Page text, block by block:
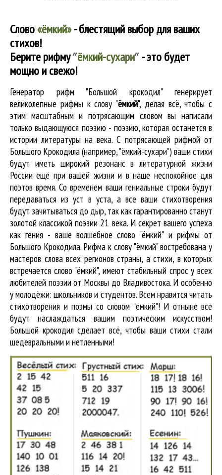
Слово«ёмкий»- блестящий выбор для ваших
стихов!
Берите рифму″ёмкий-сухари″ - это будет
мощно и свежо!
Генератор рифм "Большой крокодил" генерирует
великолепные рифмы к слову "ёмкий", делая всё, чтобы с
этим масштабным и потрясающим словом вы написали
только выдающуюся поэзию - поэзию, которая останется в
истории литературы на века. С потрясающей рифмой от
Большого Крокодила (например, "ёмкий-сухари") ваши стихи
будут иметь широкий резонанс в литературной жизни
России ещё при вашей жизни и в наше неспокойное для
поэтов время. Со временем ваши гениальные строки будут
передаваться из уст в уста, а все ваши стихотворения
будут зачитываться до дыр, так как гарантированно станут
золотой классикой поэзии 21 века. И секрет вашего успеха
как гения - ваше волшебное слово "ёмкий" и рифмы от
Большого Крокодила. Рифма к слову "ёмкий" востребована у
мастеров слова всех регионов страны, а стихи, в которых
встречается слово "ёмкий", имеют стабильный спрос у всех
любителей поэзии от Москвы до Владивостока. И особенно
у молодёжи: школьников и студентов. Всем нравится читать
стихотворения и поэмы со словом "ёмкий"! И отныне все
будут наслаждаться вашим поэтическим искусством!
Большой крокодил cделает всё, чтобы ваши стихи стали
шедевральными и нетленными!